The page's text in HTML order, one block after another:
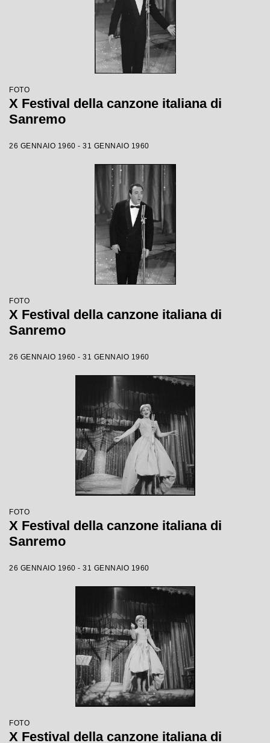
FOTO
X Festival della canzone italiana di
Sanremo
26 GENNAIO 1960 - 31 GENNAIO 1960
FOTO
X Festival della canzone italiana di
Sanremo
26 GENNAIO 1960 - 31 GENNAIO 1960
FOTO
X Festival della canzone italiana di
Sanremo
26 GENNAIO 1960 - 31 GENNAIO 1960
FOTO
X Festival della canzone italiana di